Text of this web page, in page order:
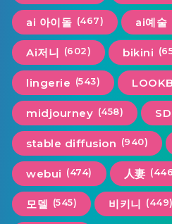
ai 아이돌 (467) ai예술
Ai저니 (602) bikini
lingerie (543)
midjourney (458)
stable diffusion (940)
webui (474) 人妻
모델 (545) 비키니 (449)